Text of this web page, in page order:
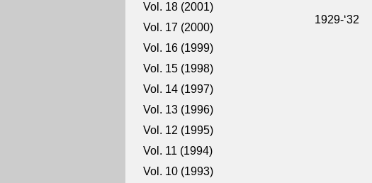
Vol. 18 (2001)
Vol. 17 (2000)
Vol. 16 (1999)
Vol. 15 (1998)
Vol. 14 (1997)
Vol. 13 (1996)
Vol. 12 (1995)
Vol. 11 (1994)
Vol. 10 (1993)
1929-‘32